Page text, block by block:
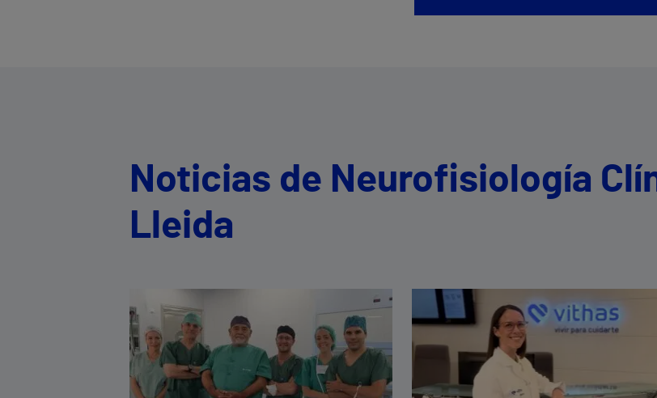
Noticias de Neurofisiología
Lleida